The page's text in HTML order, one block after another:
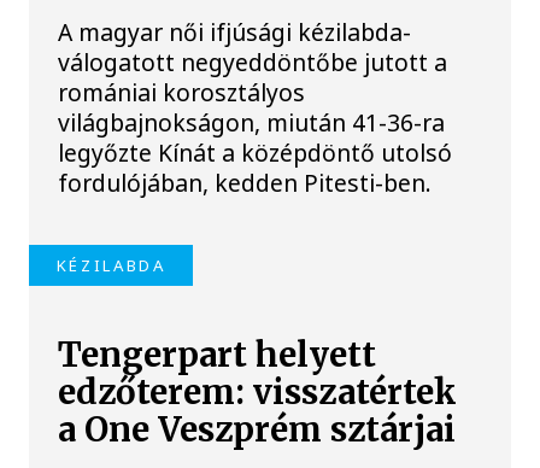
A magyar női ifjúsági kézilabda-
válogatott negyeddöntőbe jutott a
romániai korosztályos
világbajnokságon, miután 41-36-ra
legyőzte Kínát a középdöntő utolsó
fordulójában, kedden Pitesti-ben.
KÉZILABDA
Tengerpart helyett
edzőterem: visszatértek
a One Veszprém sztárjai